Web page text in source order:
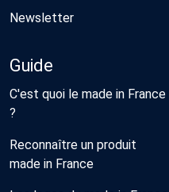
Newsletter
Guide
C'est quoi le made in France
?
Reconnaître un produit
made in France